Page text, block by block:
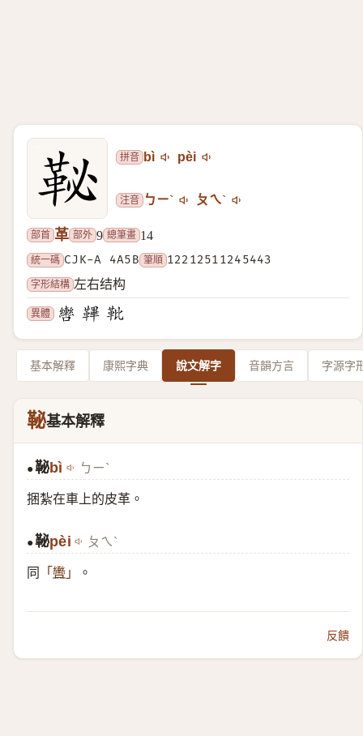
拼音 bì pèi
注音 ㄅㄧˋ ㄆㄟˋ
部首 革 部外 9 總筆畫 14
統一碼 CJK-A 4A5B 筆順 12212511245443
字形結構 左右结构
異體
基本解釋 康熙字典 說文解字 音韻方言 字源字
䩛基本解釋
●䩛bì ㄅㄧˋ
捆紮在車上的皮革。
●䩛pèi ㄆㄟˋ
同 「 轡 」 。
反饋